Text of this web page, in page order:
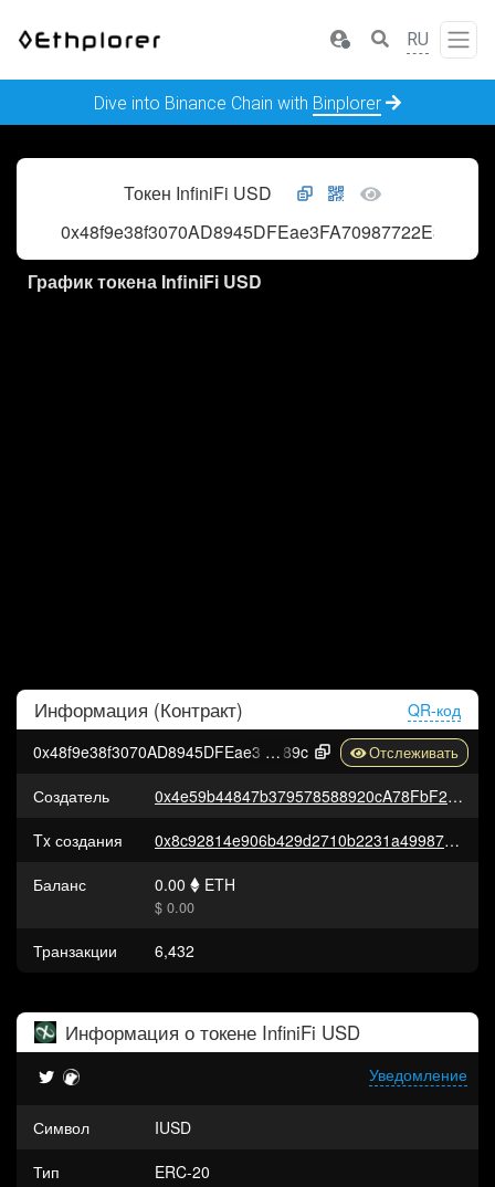
RU
Dive into Binance Chain with Binplorer
Токен InfiniFi USD
0x48f9e38f3070AD8945DFEae3FA70987722E3D89c
График токена InfiniFi USD
Информация (Контракт)
QR-код
0x48f9e38f3070AD8945DFEae3FA70987722E3D
89c
Создатель
0x4e59b44847b379578588920cA78FbF26c0B4956C
Tx создания
0x8c92814e906b429d2710b2231a49987e26f198bc6d68b60556abbd4aa386207f
Баланс
0.00 ETH
$ 0.00
Транзакции 6,432
Информация о токене InfiniFi USD
Уведомление
Символ
IUSD
Тип
ERC-20